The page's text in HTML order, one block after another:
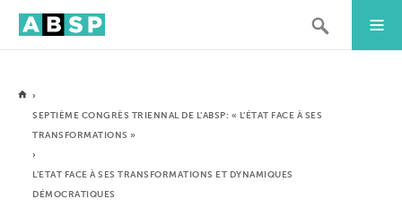
›
SEPTIÈME CONGRÈS TRIENNAL DE L’ABSP: « L’ÉTAT FACE À SES
TRANSFORMATIONS »
›
L’ETAT FACE À SES TRANSFORMATIONS ET DYNAMIQUES
DÉMOCRATIQUES